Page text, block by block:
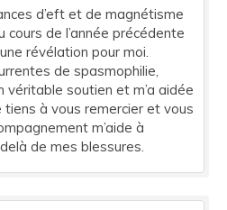
d’eft et de magnétisme
cours de l’année précédente
révélation pour moi.
de spasmophilie,
véritable soutien et m’a aidée
tiens à vous remercier et vous
m’aide à
de mes blessures.